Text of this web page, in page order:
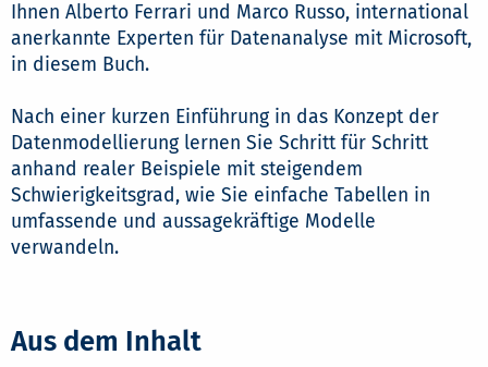
Ihnen Alberto Ferrari und Marco Russo, international
anerkannte Experten für Datenanalyse mit Microsoft,
in diesem Buch.
Nach einer kurzen Einführung in das Konzept der
Datenmodellierung lernen Sie Schritt für Schritt
anhand realer Beispiele mit steigendem
Schwierigkeitsgrad, wie Sie einfache Tabellen in
umfassende und aussagekräftige Modelle
verwandeln.
Aus dem Inhalt